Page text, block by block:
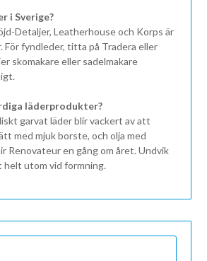
i Sverige?
Detaljer, Leatherhouse och Korps är
För fyndleder, titta på Tradera eller
skomakare eller sadelmakare
läderprodukter?
garvat läder blir vackert av att
med mjuk borste, och olja med
Renovateur en gång om året. Undvik
utom vid formning.